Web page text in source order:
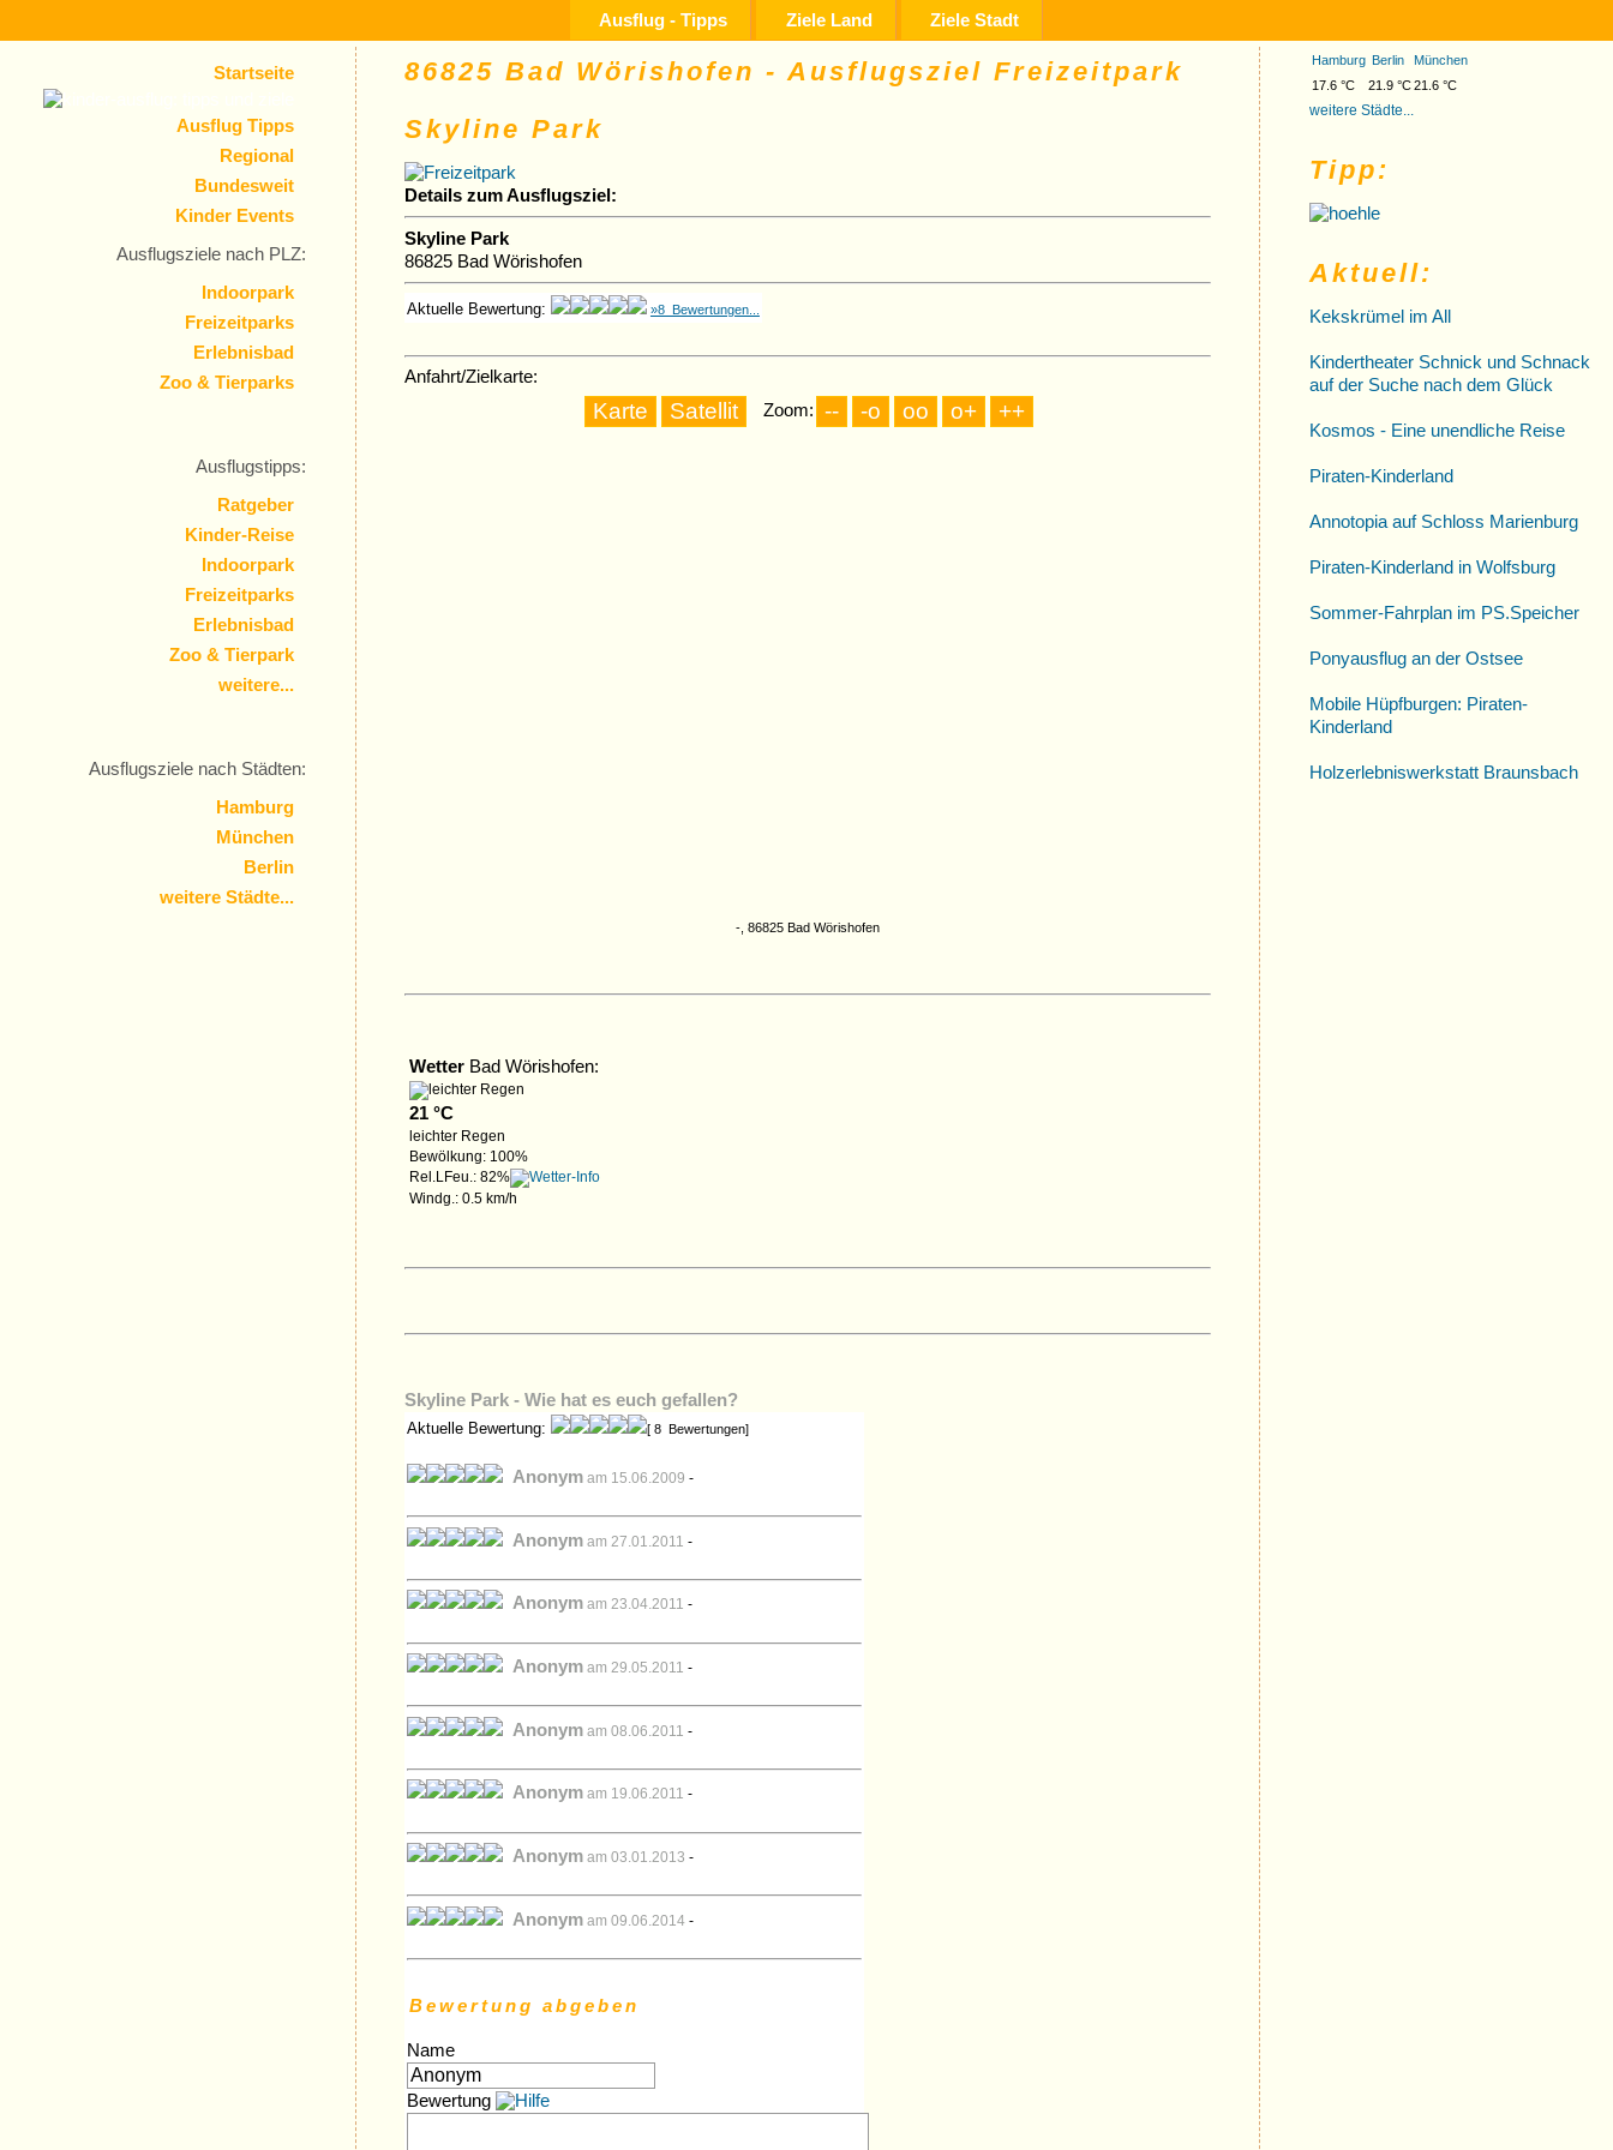
Ausflug - Tipps Ziele Land Ziele Stadt
Startseite
Ausflug Tipps
Regional
Bundesweit
Kinder Events
Ausflugsziele nach PLZ:
Indoorpark
Freizeitparks
Erlebnisbad
Zoo & Tierparks
Ausflugstipps:
Ratgeber
Kinder-Reise
Indoorpark
Freizeitparks
Erlebnisbad
Zoo & Tierpark
weitere...
Ausflugsziele nach Städten:
Hamburg
München
Berlin
weitere Städte...
86825 Bad Wörishofen - Ausflugsziel Freizeitpark
Skyline Park
Details zum Ausflugsziel:
Skyline Park
86825 Bad Wörishofen
Aktuelle Bewertung: »8 Bewertungen...
Anfahrt/Zielkarte:
Zoom:
-, 86825 Bad Wörishofen
WetterBad Wörishofen:
21 °C
leichter Regen
Bewölkung: 100%
Rel.LFeu.: 82%
Windg.: 0.5 km/h
Skyline Park - Wie hat es euch gefallen?
Aktuelle Bewertung: [ 8 Bewertungen]
Anonymam 15.06.2009 -
Anonymam 27.01.2011 -
Anonymam 23.04.2011 -
Anonymam 29.05.2011 -
Anonymam 08.06.2011 -
Anonymam 19.06.2011 -
Anonymam 03.01.2013 -
Anonymam 09.06.2014-
Bewertung abgeben
Name
Bewertung
Hamburg Berlin
München
17.6 °C
21.9 °C 21.6 °C
weitere Städte...
Tipp:
Aktuell:
Kekskrümel im All
Kindertheater Schnick und Schnack
auf der Suche nach dem Glück
Kosmos - Eine unendliche Reise
Piraten-Kinderland
Annotopia auf Schloss Marienburg
Piraten-Kinderland in Wolfsburg
Sommer-Fahrplan im PS.Speicher
Ponyausflug an der Ostsee
Mobile Hüpfburgen: Piraten-
Kinderland
Holzerlebniswerkstatt Braunsbach